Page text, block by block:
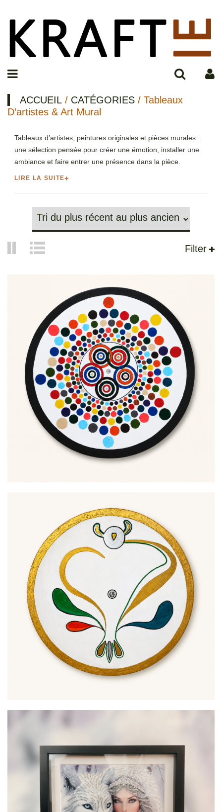
ACCUEIL / CATÉGORIES / Tableaux
D’artistes & Art Mural
Tableaux d’artistes, peintures originales et pièces murales :
une sélection pensée pour créer une émotion, installer une
ambiance et faire entrer une présence dans la pièce.
LIRE LA SUITE
Filter
L’art Du Rondisme
2500,00€
900,00
Dylou
80,00